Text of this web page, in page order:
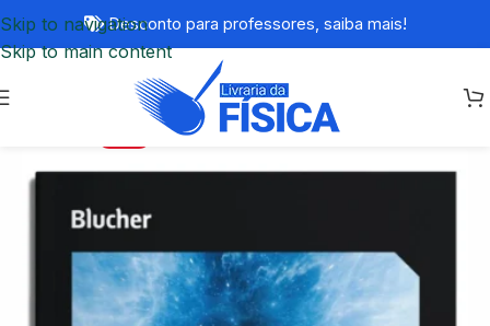
Skip to navigation
Skip to main content
Desconto para professores, saiba mais!